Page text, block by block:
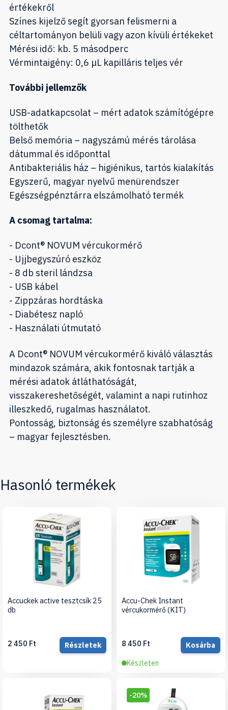
értékekről
Színes kijelző segít gyorsan felismerni a
céltartományon belüli vagy azon kívüli értékeket
Mérési idő: kb. 5 másodperc
Vérmintaigény: 0,6 µL kapilláris teljes vér
További jellemzők
USB-adatkapcsolat – mért adatok számítógépre
tölthetők
Belső memória – nagyszámú mérés tárolása
dátummal és időponttal
Antibakteriális ház – higiénikus, tartós kialakítás
Egyszerű, magyar nyelvű menürendszer
Egészségpénztárra elszámolható termék
A csomag tartalma:
- Dcont® NOVUM vércukormérő
- Ujjbegyszúró eszköz
- 8 db steril lándzsa
- USB kábel
- Zippzáras hordtáska
- Diabétesz napló
- Használati útmutató
A Dcont® NOVUM vércukormérő kiváló választás
mindazok számára, akik fontosnak tartják a
mérési adatok átláthatóságát,
visszakereshetőségét, valamint a napi rutinhoz
illeszkedő, rugalmas használatot.
Pontosság, biztonság és személyre szabhatóság
– magyar fejlesztésben.
Hasonló termékek
Accuckek active tesztcsík 25
db
2 450 Ft Részletek
Accu-Chek Instant
vércukormérő (KIT)
8 450 Ft
Kosárba
Készleten
-20%